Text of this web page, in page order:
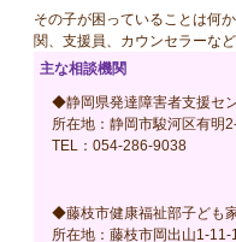
その子が困っていることは何
関、支援員、カウンセラーな
主な相談機関
◆静岡県発達障害者支援セ
所在地：静岡市駿河区有明
TEL：054-286-9038
◆藤枝市健康福祉部子ども
所在地：藤枝市岡出山1-